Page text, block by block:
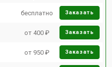
бесплатно Заказать
от 400 ₽ Заказать
от 950 ₽ Заказать